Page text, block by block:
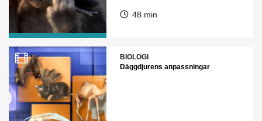
48 min
BIOLOGI
Däggdjurens anpassningar